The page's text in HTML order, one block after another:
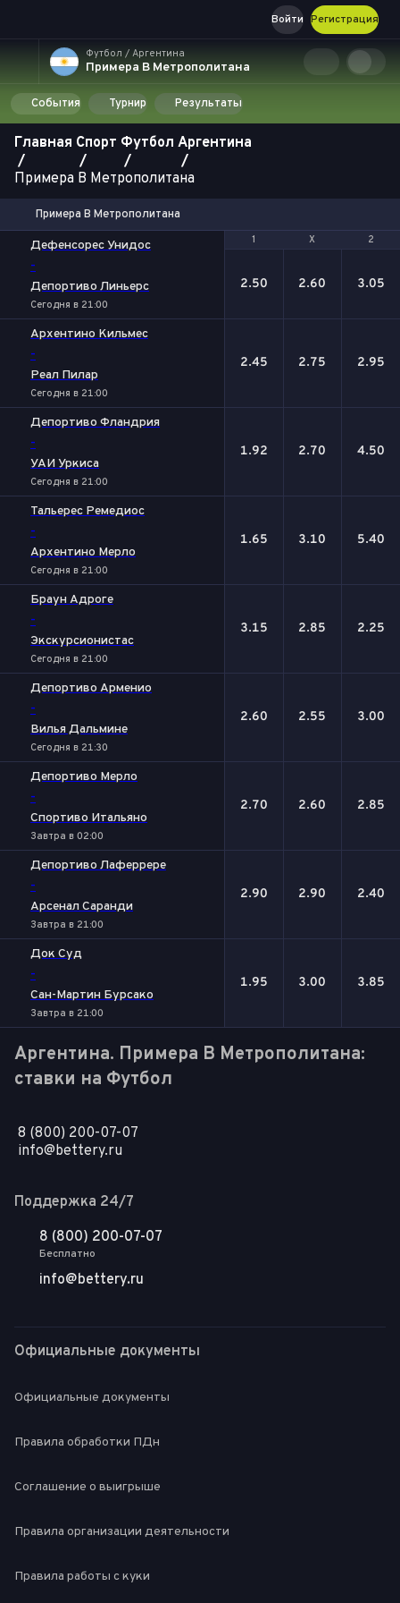
Регистрация
Войти
Футбол / Аргентина
Примера B Метрополитана
События Турнир Результаты
Главная Спорт Футбол Аргентина
Примера B Метрополитана
Примера B Метрополитана
1 Х 2
Дефенсорес Унидос
-
Депортиво Линьерс
Сегодня в 21:00
1 Х 2
2.50 2.60 3.05
Архентино Кильмес
-
Реал Пилар
Сегодня в 21:00
2.45 2.75 2.95
Депортиво Фландрия
-
УАИ Уркиса
Сегодня в 21:00
1.92 2.70 4.50
Тальерес Ремедиос
-
Архентино Мерло
Сегодня в 21:00
1.65 3.10 5.40
Браун Адроге
-
Экскурсионистас
Сегодня в 21:00
3.15 2.85 2.25
Депортиво Арменио
-
Вилья Дальмине
Сегодня в 21:30
2.60 2.55 3.00
Депортиво Мерло
-
Спортиво Итальяно
Завтра в 02:00
2.70 2.60 2.85
Депортиво Лаферрере
-
Арсенал Саранди
Завтра в 21:00
2.90 2.90 2.40
Док Суд
-
Сан-Мартин Бурсако
Завтра в 21:00
1.95 3.00 3.85
Аргентина. Примера B Метрополитана:
ставки на Футбол
8 (800) 200-07-07
info@bettery.ru
Поддержка 24/7
8 (800) 200-07-07
Бесплатно
info@bettery.ru
Официальные документы
Официальные документы
Правила обработки ПДн
Соглашение о выигрыше
Правила организации деятельности
Правила работы с куки